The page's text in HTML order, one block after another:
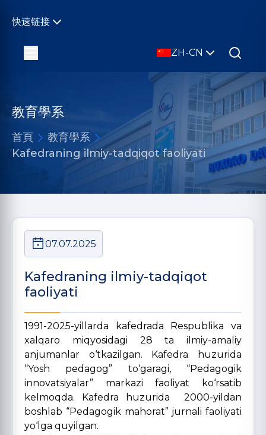
快速链接
ZH-CN
教育學系
首頁
教育學系
Kafedraning ilmiy-tadqiqot faoliyati
07.07.2025
Kafedraning ilmiy-tadqiqot
faoliyati
1991-2025-yillarda kafedrada Respublika va
xalqaro miqyosidagi 28 ta ilmiy-amaliy
anjumanlar o‘tkazilgan. Kafedra huzurida
“Yosh pedagog” to‘garagi, “Pedagogik
innovatsiyalar” markazi faoliyat ko‘rsatib
kelmoqda. Kafedra huzurida 2000-yildan
boshlab “Pedagogik mahorat” jurnali faoliyati
yo‘lga quyilgan.